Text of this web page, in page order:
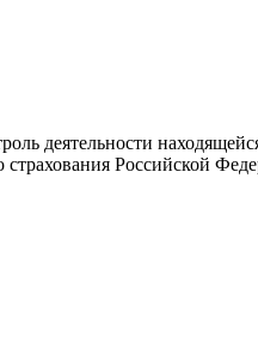
деятельности
Российской